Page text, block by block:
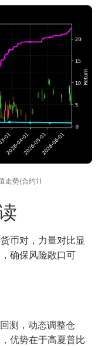
走势(合约1)
币对，力量对比显
确保风险敞口可
测，动态调整仓
优势在于高夏普比